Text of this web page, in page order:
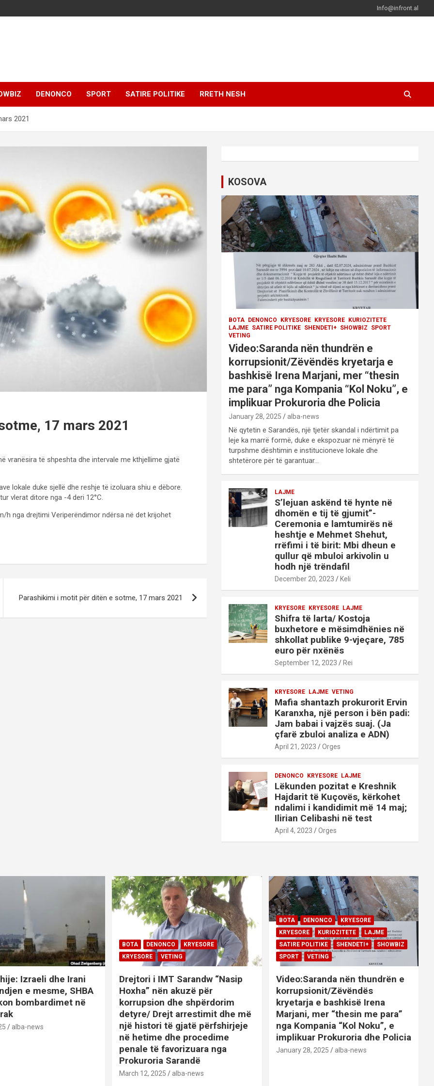
Info@infront.al
DENONCO SPORT SATIRE POLITIKE RRETH NESH
2021
17 mars 2021
vranësira të shpeshta dhe intervale me kthjellime gjatë
lokale duke sjellë dhe reshje të izoluara shiu e dëbore.
vlerat ditore nga -4 deri 12°C.
h nga drejtimi Veriperëndimor ndërsa në det krijohet
Parashikimi i motit për ditën e sotme, 17 mars 2021
KOSOVA
BOTA DENONCO KRYESORE KRYESORE
KURIOZITETE
LAJME SATIRE POLITIKE SHENDETI+ SHOWBIZ
SPORT
VETING
Video:Saranda nën thundrën e
korrupsionit/Zëvëndës kryetarja e
bashkisë Irena Marjani, mer “thesin
me para” nga Kompania “Kol Noku”, e
implikuar Prokuroria dhe Policia
January 28, 2025 alba-news
Në qytetin e Sarandës, një tjetër skandal i ndërtimit pa
leje ka marrë formë, duke e ekspozuar në mënyrë të
turpshme dështimin e institucioneve lokale dhe
shtetërore për të garantuar…
LAJME
S’lejuan askënd të hynte në
dhomën e tij të gjumit”-
Ceremonia e lamtumirës në
heshtje e Mehmet Shehut,
rrëfimi i të birit: Mbi dheun e
qullur që mbuloi arkivolin u
hodh një trëndafil
December 20, 2023 Keli
KRYESORE KRYESORE LAJME
Shifra të larta/ Kostoja
buxhetore e mësimdhënies në
shkollat publike 9-vjeçare, 785
euro për nxënës
September 12, 2023 Rei
KRYESORE LAJME VETING
Mafia shantazh prokurorit Ervin
Karanxha, një person i bën padi:
Jam babai i vajzës suaj. (Ja
çfarë zbuloi analiza e ADN)
April 21, 2023 Orges
DENONCO KRYESORE LAJME
Lëkunden pozitat e Kreshnik
Hajdarit të Kuçovës, kërkohet
ndalimi i kandidimit më 14 maj;
Ilirian Celibashi në test
April 4, 2023 Orges
Izraeli dhe Irani
e mesme, SHBA
bombardimet në
alba-news
BOTA DENONCO
KRYESORE
KRYESORE
VETING
Drejtori i IMT Sarandw “Nasip
Hoxha” nën akuzë për
korrupsion dhe shpërdorim
detyre/ Drejt arrestimit dhe më
një histori të gjatë përfshirjeje
në hetime dhe procedime
penale të favorizuara nga
Prokuroria Sarandë
March 12, 2025 alba-news
BOTA DENONCO
KRYESORE
KRYESORE
KURIOZITETE
LAJME
SATIRE POLITIKE
SHENDETI+
SHOWBIZ
SPORT
VETING
Video:Saranda nën thundrën e
korrupsionit/Zëvëndës
kryetarja e bashkisë Irena
Marjani, mer “thesin me para”
nga Kompania “Kol Noku”, e
implikuar Prokuroria dhe Policia
January 28, 2025 alba-news
BOTA DENONCO
KRYESORE